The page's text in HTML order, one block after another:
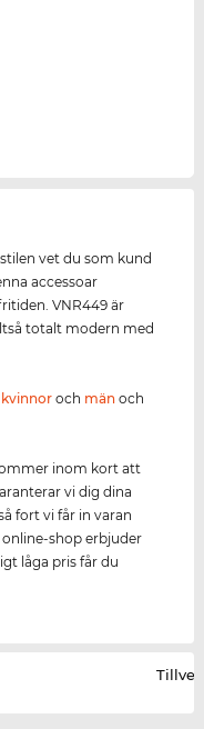
vet du som kund
accessoar
VNR449 är
totalt modern med
kvinnor och män och
inom kort att
vi dig dina
fort vi får in varan
shop erbjuder
låga pris får du